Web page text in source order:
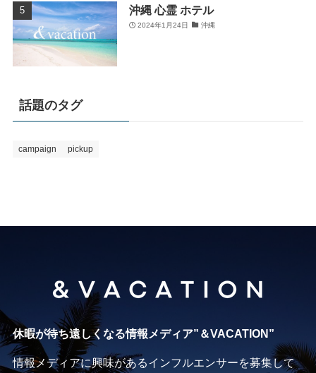
沖縄 心霊 ホテル
2024年1月24日 沖縄
話題のタグ
campaign pickup
休暇が待ち遠しくなる情報メディア”＆VACATION”
情報メディアに興味があるインフルエンサーを募集して